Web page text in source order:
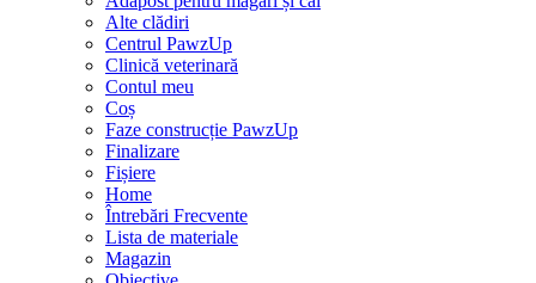
Alte clădiri
Centrul PawzUp
Clinică veterinară
Contul meu
Coș
Faze construcție PawzUp
Finalizare
Fișiere
Home
Întrebări Frecvente
Lista de materiale
Magazin